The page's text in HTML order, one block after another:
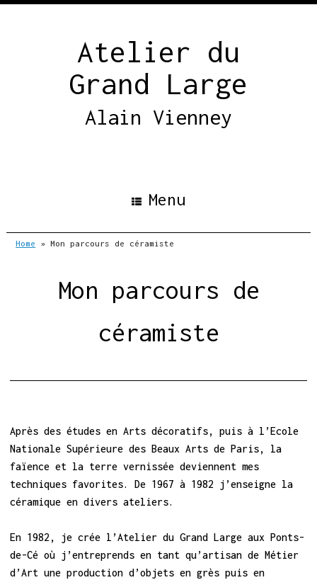
Skip
Atelier du
Grand Large
Alain Vienney
Menu
Home » Mon parcours de céramiste
Mon parcours de
céramiste
Après des études en Arts décoratifs, puis à l’Ecole
Nationale Supérieure des Beaux Arts de Paris, la
faïence et la terre vernissée deviennent mes
techniques favorites. De 1967 à 1982 j’enseigne la
céramique en divers ateliers.
En 1982, je crée l’Atelier du Grand Large aux Ponts-
de-Cé où j’entreprends en tant qu’artisan de Métier
d’Art une production d’objets en grès puis en